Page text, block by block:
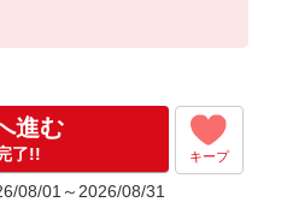
円
進む
了!! キープ
08/01～2026/08/31